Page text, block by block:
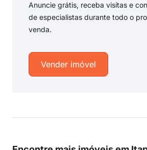
Anuncie grátis, receba visitas e
de especialistas durante todo o
venda.
Vender imóvel